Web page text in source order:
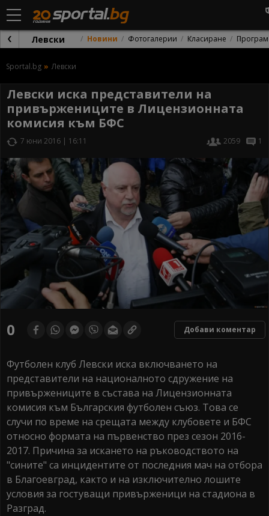
Левски Новини Фотогалерии Класиране
Sportal.bg Левски
Левски иска представители на
привържениците в Лицензионната
комисия към БФС
7 юни 2016 | 16:11 2059 1
0 Добави коментар
Футболен клуб Левски иска включването на
представители на националното сдружение на
привържениците в състава на Лицензионната
комисия към Българския футболен съюз. Това се
случи по време на срещата между клубовете и БФС
относно формата на първенство през сезон 2016-
2017. Причина за искането на ръководството на
"сините" са инцидентите от последния мач на отбора
в Благоевград, както и на изключително лошите
условия за гостуващи привърженици на стадиона в
Разград.